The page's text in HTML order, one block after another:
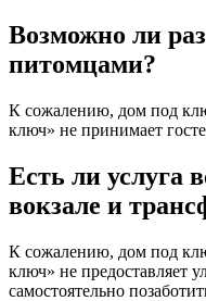
Возможно ли
питомцами?
К сожалению, дом под
ключ» не принимает
Есть ли услуга
вокзале и
К сожалению, дом под
ключ» не предоставляет
самостоятельно